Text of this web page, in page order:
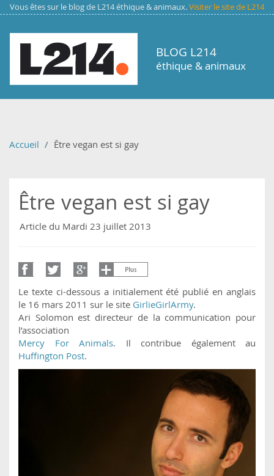
Aller au contenu principal
Vous êtes sur le blog de L214 éthique & animaux.Visiter le site de L214
BLOG L214
éthique & animaux
Accueil Être vegan est si gay
Être vegan est si gay
Article du Mardi 23 juillet 2013
Le texte ci-dessous a initialement été publié en anglais
le 16 mars 2011 sur le site GirlieGirlArmy.
Ari Solomon est directeur de la communication pour
l’association
Mercy For Animals. Il contribue également au
Huffington Post.